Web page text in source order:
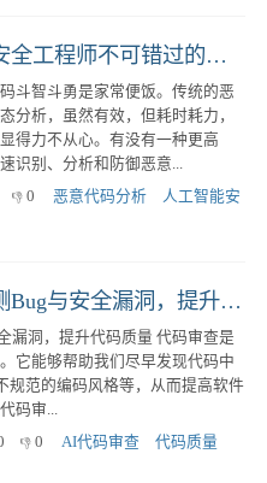
用AI精准揪出恶意代码？安全工程师不可错过的深度指南
斗智斗勇是家常便饭。传统的恶
分析，虽然有效，但耗时耗力，
得力不从心。有没有一种更高
识别、分析和防御恶意...
0 恶意代码分析
人工智能安
AI赋能代码审查：自动检测Bug与安全漏洞，提升代码质量
升代码质量 代码审查是
它能够帮助我们尽早发现代码中
规范的编码风格等，从而提高软件
码审...
0 AI代码审查
代码质量